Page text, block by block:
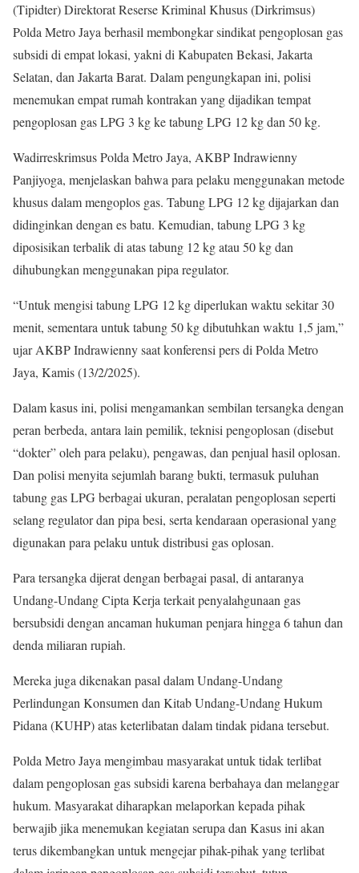
(Tipidter) Direktorat Reserse Kriminal Khusus (Dirkrimsus)
Polda Metro Jaya berhasil membongkar sindikat pengoplosan gas
subsidi di empat lokasi, yakni di Kabupaten Bekasi, Jakarta
Selatan, dan Jakarta Barat. Dalam pengungkapan ini, polisi
menemukan empat rumah kontrakan yang dijadikan tempat
pengoplosan gas LPG 3 kg ke tabung LPG 12 kg dan 50 kg.
Wadirreskrimsus Polda Metro Jaya, AKBP Indrawienny
Panjiyoga, menjelaskan bahwa para pelaku menggunakan metode
khusus dalam mengoplos gas. Tabung LPG 12 kg dijajarkan dan
didinginkan dengan es batu. Kemudian, tabung LPG 3 kg
diposisikan terbalik di atas tabung 12 kg atau 50 kg dan
dihubungkan menggunakan pipa regulator.
“Untuk mengisi tabung LPG 12 kg diperlukan waktu sekitar 30
menit, sementara untuk tabung 50 kg dibutuhkan waktu 1,5 jam,”
ujar AKBP Indrawienny saat konferensi pers di Polda Metro
Jaya, Kamis (13/2/2025).
Dalam kasus ini, polisi mengamankan sembilan tersangka dengan
peran berbeda, antara lain pemilik, teknisi pengoplosan (disebut
“dokter” oleh para pelaku), pengawas, dan penjual hasil oplosan.
Dan polisi menyita sejumlah barang bukti, termasuk puluhan
tabung gas LPG berbagai ukuran, peralatan pengoplosan seperti
selang regulator dan pipa besi, serta kendaraan operasional yang
digunakan para pelaku untuk distribusi gas oplosan.
Para tersangka dijerat dengan berbagai pasal, di antaranya
Undang-Undang Cipta Kerja terkait penyalahgunaan gas
bersubsidi dengan ancaman hukuman penjara hingga 6 tahun dan
denda miliaran rupiah.
Mereka juga dikenakan pasal dalam Undang-Undang
Perlindungan Konsumen dan Kitab Undang-Undang Hukum
Pidana (KUHP) atas keterlibatan dalam tindak pidana tersebut.
Polda Metro Jaya mengimbau masyarakat untuk tidak terlibat
dalam pengoplosan gas subsidi karena berbahaya dan melanggar
hukum. Masyarakat diharapkan melaporkan kepada pihak
berwajib jika menemukan kegiatan serupa dan Kasus ini akan
terus dikembangkan untuk mengejar pihak-pihak yang terlibat